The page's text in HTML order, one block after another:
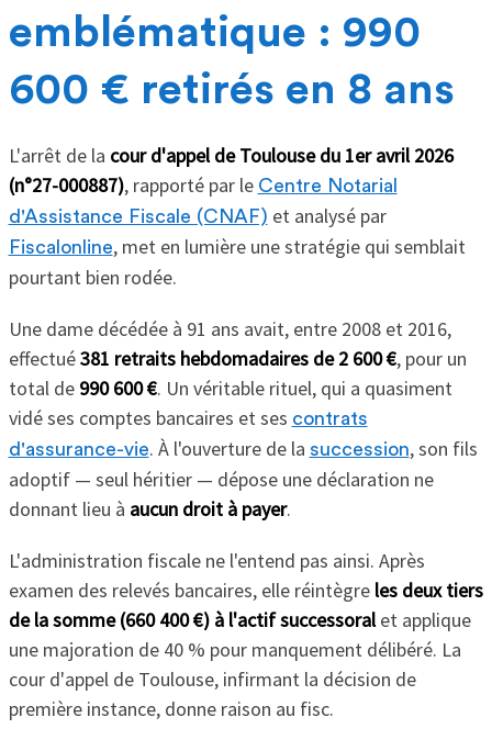
emblématique : 990
600 € retirés en 8 ans
L'arrêt de la cour d'appel de Toulouse du 1er avril 2026
(n°27-000887), rapporté par le Centre Notarial
d'Assistance Fiscale (CNAF) et analysé par
Fiscalonline, met en lumière une stratégie qui semblait
pourtant bien rodée.
Une dame décédée à 91 ans avait, entre 2008 et 2016,
effectué381 retraits hebdomadaires de 2 600 €, pour un
total de 990 600 €. Un véritable rituel, qui a quasiment
vidé ses comptes bancaires et ses contrats
d'assurance-vie. À l'ouverture de la succession, son fils
adoptif — seul héritier — dépose une déclaration ne
donnant lieu à aucun droit à payer.
L'administration fiscale ne l'entend pas ainsi. Après
examen des relevés bancaires, elle réintègre les deux tiers
de la somme (660 400 €) à l'actif successoralet applique
une majoration de 40 % pour manquement délibéré. La
cour d'appel de Toulouse, infirmant la décision de
première instance, donne raison au fisc.